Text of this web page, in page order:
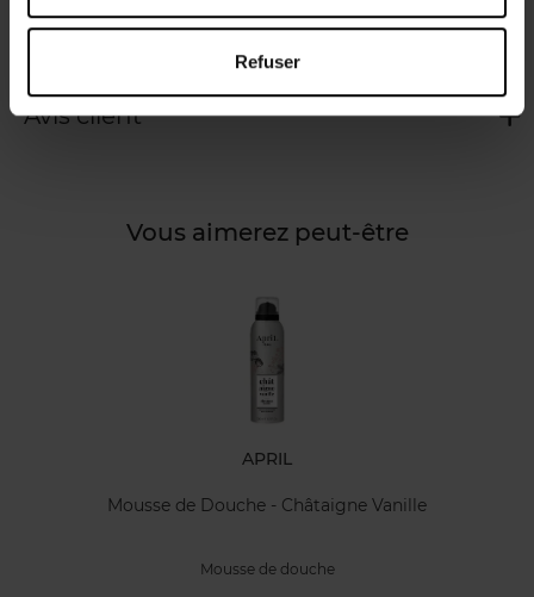
Refuser
Avis client
Vous aimerez peut-être
APRIL
Mousse de Douche - Châtaigne Vanille
Mousse de douche